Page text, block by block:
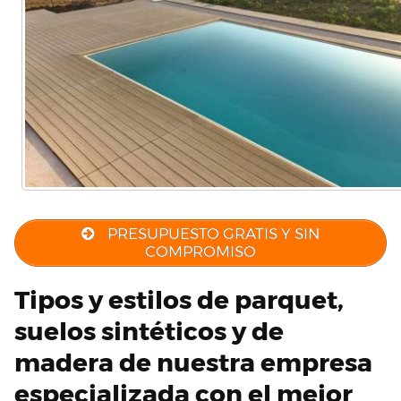
PRESUPUESTO GRATIS Y SIN
COMPROMISO
Tipos y estilos de parquet,
suelos sintéticos y de
madera de nuestra empresa
especializada con el mejor